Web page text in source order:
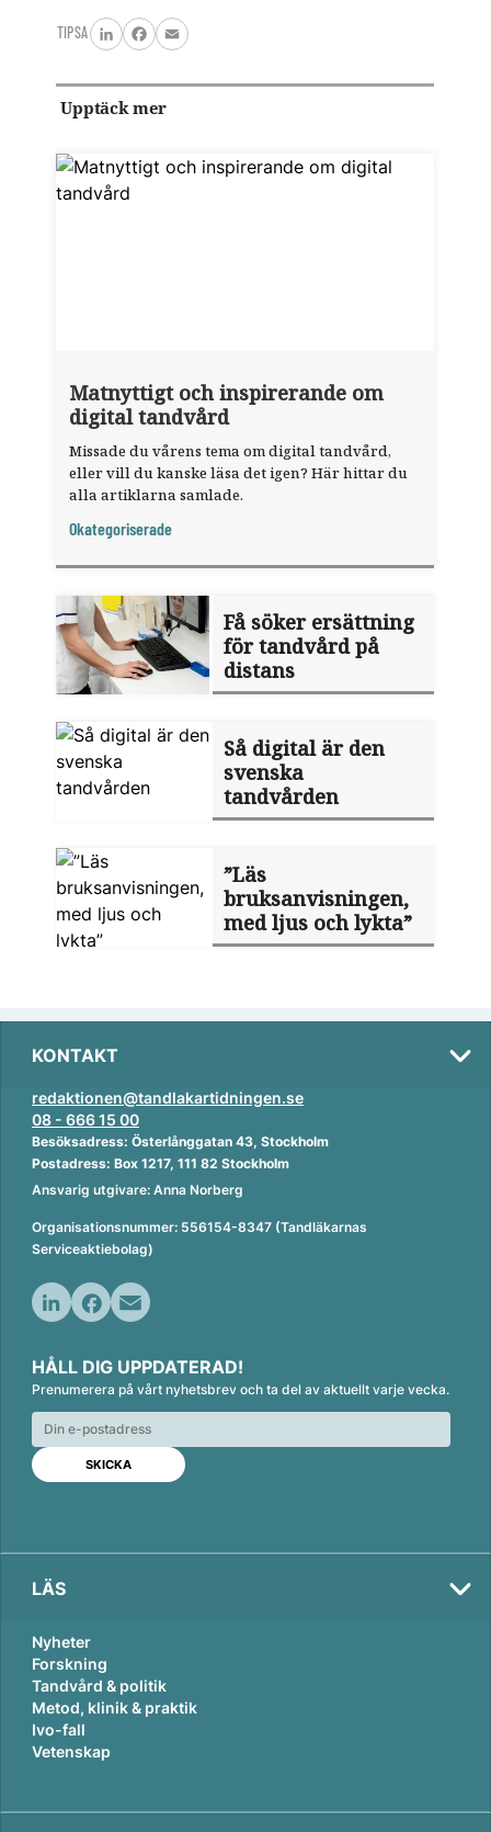
TIPSA
LinkedInFacebook
Email
Upptäck mer
Matnyttigt och inspirerande om
digital tandvård
Missade du vårens tema om digital tandvård,
eller vill du kanske läsa det igen? Här hittar du
alla artiklarna samlade.
Okategoriserade
Få söker ersättning
för tandvård på
distans
Så digital är den
svenska
tandvården
”Läs
bruksanvisningen,
med ljus och lykta”
KONTAKT
redaktionen@tandlakartidningen.se
08 - 666 15 00
Besöksadress: Österlånggatan 43, Stockholm
Postadress: Box 1217, 111 82 Stockholm
Ansvarig utgivare: Anna Norberg
Organisationsnummer: 556154-8347 (Tandläkarnas
Serviceaktiebolag)
n
k
e
d
n
c
e
b
o
o
k
a
i
l
HÅLL DIG UPPDATERAD!
Prenumerera på vårt nyhetsbrev och ta del av aktuellt varje vecka.
LÄS
Nyheter
Forskning
Tandvård & politik
Metod, klinik & praktik
Ivo-fall
Vetenskap